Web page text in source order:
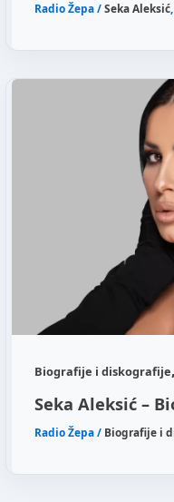
Radio Žepa/Seka Aleksić
Biografije i diskografije
Seka Aleksić –
Radio Žepa/ Biografije i